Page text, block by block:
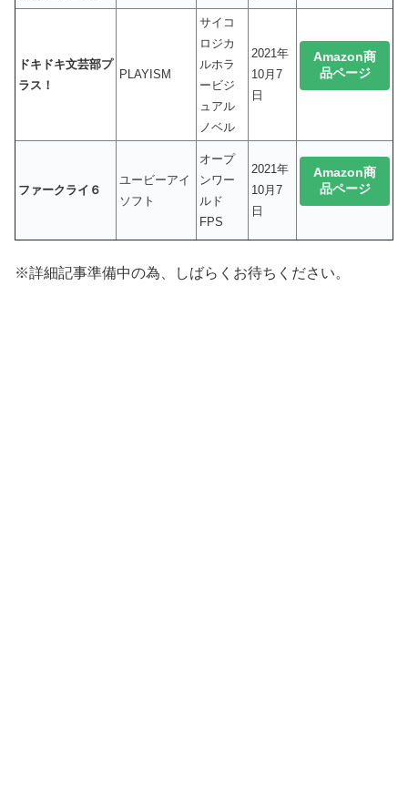
ドキドキ文芸部プ
ラス！
PLAYISM
サイコ
ロジカ
ルホラ
ービジ
ュアル
ノベル
2021年
10月7
日
Amazon商
品ページ
ファークライ６
ユービーアイ
ソフト
オープ
ンワー
ルド
FPS
2021年
10月7
日
Amazon商
品ページ
※詳細記事準備中の為、しばらくお待ちください。